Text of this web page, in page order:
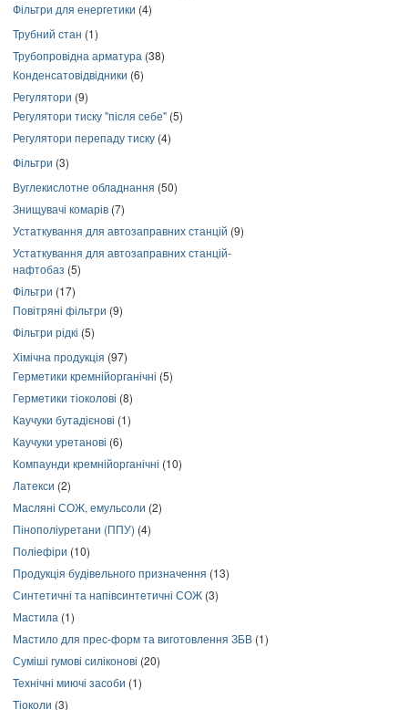
Фільтри для енергетики (4)
Трубний стан (1)
Трубопровідна арматура (38)
Конденсатовідвідники (6)
Регулятори (9)
Регулятори тиску "після себе" (5)
Регулятори перепаду тиску (4)
Фільтри (3)
Вуглекислотне обладнання (50)
Знищувачі комарів (7)
Устаткування для автозаправних станцій (9)
Устаткування для автозаправних станцій-
нафтобаз (5)
Фільтри (17)
Повітряні фільтри (9)
Фільтри рідкі (5)
Хімічна продукція (97)
Герметики кремнійорганічні (5)
Герметики тіоколові (8)
Каучуки бутадієнові (1)
Каучуки уретанові (6)
Компаунди кремнійорганічні (10)
Латекси (2)
Масляні СОЖ, емульсоли (2)
Пінополіуретани (ППУ) (4)
Поліефіри (10)
Продукція будівельного призначення (13)
Синтетичні та напівсинтетичні СОЖ (3)
Мастила (1)
Мастило для прес-форм та виготовлення ЗБВ (1)
Суміші гумові силіконові (20)
Технічні миючі засоби (1)
Тіоколи (3)